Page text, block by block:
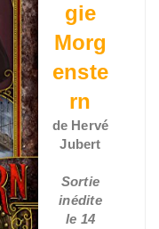
gie
Morg
enste
rn
de Hervé
Jubert
Sortie
inédite
le 14